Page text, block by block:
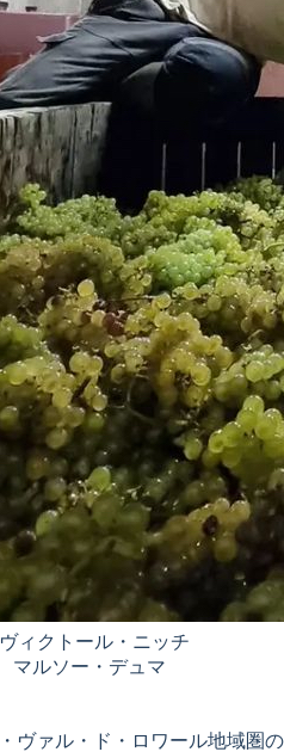
ィクトール・ニッチ
マルソー・デュマ
ヴァル・ド・ロワール地域圏の